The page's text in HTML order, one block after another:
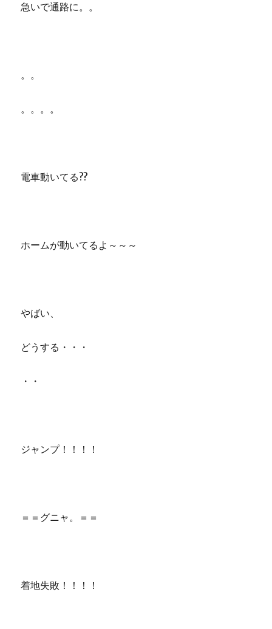
急いで通路に。。
。。
。。。。
電車動いてる??
ホームが動いてるよ～～～
やばい、
どうする・・・
・・
ジャンプ！！！！
＝＝グニャ。＝＝
着地失敗！！！！